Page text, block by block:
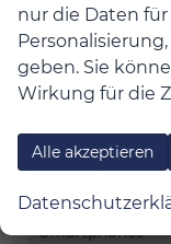
Infotainment
Audioanlage
Radio/MP3-
USB,
Apple CarPlay,
Navigationssystem
Smartphones
nur die Daten
geben. Sie
Wirkung für die
Alle akzeptieren